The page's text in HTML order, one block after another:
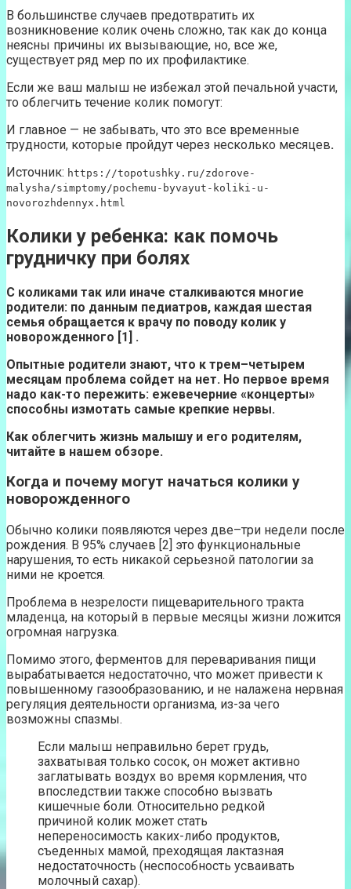
В большинстве случаев предотвратить их
возникновение колик очень сложно, так как до конца
неясны причины их вызывающие, но, все же,
существует ряд мер по их профилактике.
Если же ваш малыш не избежал этой печальной участи,
то облегчить течение колик помогут:
И главное — не забывать, что это все временные
трудности, которые пройдут через несколько месяцев.
Источник: https://topotushky.ru/zdorove-
malysha/simptomy/pochemu-byvayut-koliki-u-
novorozhdennyx.html
Колики у ребенка: как помочь
грудничку при болях
С коликами так или иначе сталкиваются многие
родители: по данным педиатров, каждая шестая
семья обращается к врачу по поводу колик у
новорожденного [1] .
Опытные родители знают, что к трем–четырем
месяцам проблема сойдет на нет. Но первое время
надо как-то пережить: ежевечерние «концерты»
способны измотать самые крепкие нервы.
Как облегчить жизнь малышу и его родителям,
читайте в нашем обзоре.
Когда и почему могут начаться колики у
новорожденного
Обычно колики появляются через две–три недели после
рождения. В 95% случаев [2] это функциональные
нарушения, то есть никакой серьезной патологии за
ними не кроется.
Проблема в незрелости пищеварительного тракта
младенца, на который в первые месяцы жизни ложится
огромная нагрузка.
Помимо этого, ферментов для переваривания пищи
вырабатывается недостаточно, что может привести к
повышенному газообразованию, и не налажена нервная
регуляция деятельности организма, из-за чего
возможны спазмы.
Если малыш неправильно берет грудь,
захватывая только сосок, он может активно
заглатывать воздух во время кормления, что
впоследствии также способно вызвать
кишечные боли. Относительно редкой
причиной колик может стать
непереносимость каких-либо продуктов,
съеденных мамой, преходящая лактазная
недостаточность (неспособность усваивать
молочный сахар).